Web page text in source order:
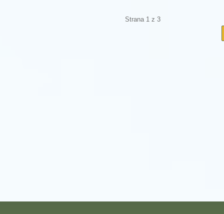
Strana 1 z 3